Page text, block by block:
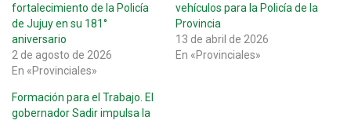
fortalecimiento de la Policía
de Jujuy en su 181°
aniversario
2 de agosto de 2026
En «Provinciales»
vehículos para la Policía de la
Provincia
13 de abril de 2026
En «Provinciales»
Formación para el Trabajo. El
gobernador Sadir impulsa la